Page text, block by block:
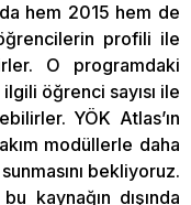
hem 2015 hem de
profili ile
O programdaki
öğrenci sayısı ile
YÖK Atlas’ın
modüllerle daha
bekliyoruz.
kaynağın dışında